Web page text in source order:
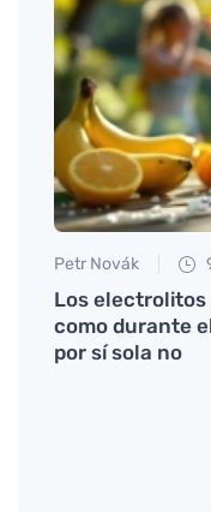
Petr Novák
Los
como durante
por sí sola no